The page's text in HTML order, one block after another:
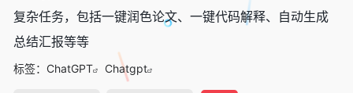
复杂任务，包括一键润色论文、一键代码解释、自动生成
总结汇报等等
标签： ChatGPT Chatgpt